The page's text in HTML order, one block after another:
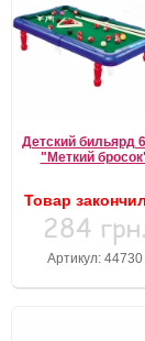
Пароль
Забыли имя
Регистрация
Детский бильярд
"Меткий
Товар
284 грн.
Артикул: 44730